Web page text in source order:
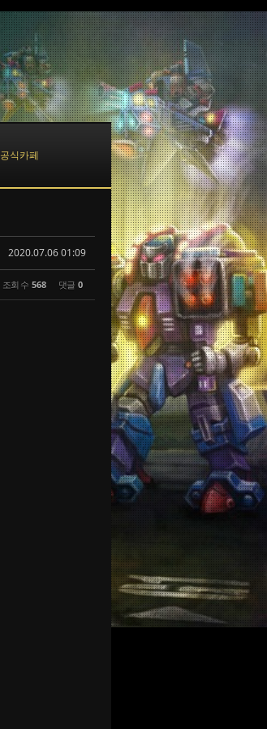
공식카페
2020.07.06 01:09
조회 수 568 댓글 0